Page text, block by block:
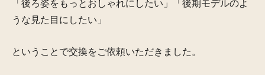
「後ろ姿をもっとおしゃれにしたい」「後期モデルのよ
うな見た目にしたい」
ということで交換をご依頼いただきました。